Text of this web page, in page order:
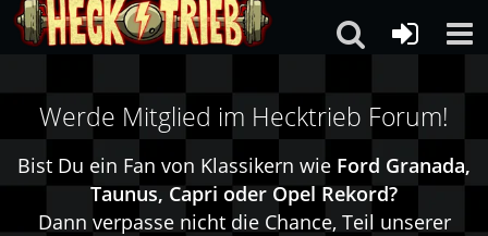
Werde Mitglied im Hecktrieb Forum!
Bist Du ein Fan von Klassikern wie Ford Granada,
Taunus, Capri oder Opel Rekord?
Dann verpasse nicht die Chance, Teil unserer